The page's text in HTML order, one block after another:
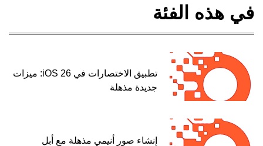
في هذه الفئة
تطبيق الاختصارات في iOS 26: ميزات
جديدة مذهلة
إنشاء صور أنيمي مذهلة مع أبل